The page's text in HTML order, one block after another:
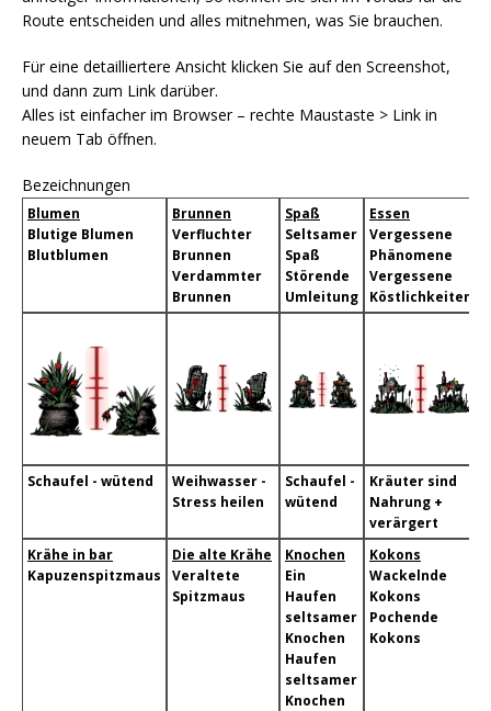
Route entscheiden und alles mitnehmen, was Sie brauchen.
Für eine detailliertere Ansicht klicken Sie auf den Screenshot,
und dann zum Link darüber.
Alles ist einfacher im Browser – rechte Maustaste > Link in
neuem Tab öffnen.
Bezeichnungen
Blumen
Blutige Blumen
Blutblumen
Brunnen
Verfluchter
Brunnen
Verdammter
Brunnen
Spaß
Seltsamer
Spaß
Störende
Umleitung
Essen
Vergessene
Phänomene
Vergessene
Köstlichkeiten
Schaufel - wütend
Weihwasser -
Stress heilen
Schaufel -
wütend
Kräuter sind
Nahrung +
verärgert
Krähe in bar
Kapuzenspitzmaus
Die alte Krähe
Veraltete
Spitzmaus
Knochen
Ein
Haufen
seltsamer
Knochen
Haufen
seltsamer
Knochen
Kokons
Wackelnde
Kokons
Pochende
Kokons